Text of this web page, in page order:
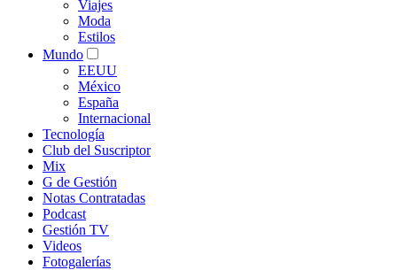
Viajes
Moda
Estilos
Mundo
EEUU
México
España
Internacional
Tecnología
Club del Suscriptor
Mix
G de Gestión
Notas Contratadas
Podcast
Gestión TV
Videos
Fotogalerías